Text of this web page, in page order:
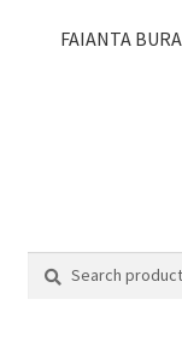
FAIANTA
Search
Search